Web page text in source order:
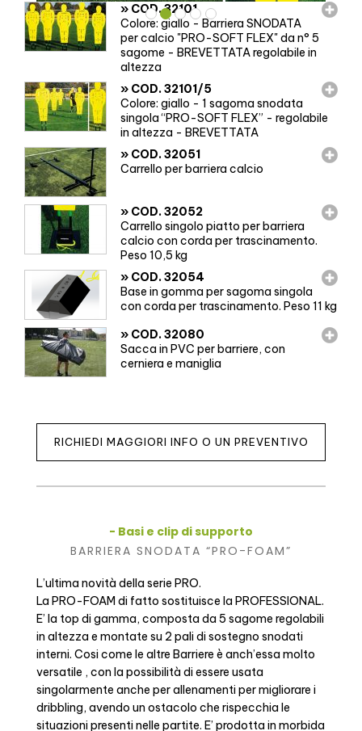
» COD. 32101
Colore: giallo - Barriera SNODATA
per calcio "PRO-SOFT FLEX" da n° 5
sagome - BREVETTATA regolabile in
altezza
» COD. 32101/5
Colore: giallo - 1 sagoma snodata
singola “PRO-SOFT FLEX” - regolabile
in altezza - BREVETTATA
» COD. 32051
Carrello per barriera calcio
» COD. 32052
Carrello singolo piatto per barriera
calcio con corda per trascinamento.
Peso 10,5 kg
» COD. 32054
Base in gomma per sagoma singola
con corda per trascinamento. Peso 11 kg
» COD. 32080
Sacca in PVC per barriere, con
cerniera e maniglia
RICHIEDI MAGGIORI INFO O UN PREVENTIVO
- Basi e clip di supporto
BARRIERA SNODATA “PRO-FOAM”
L’ultima novità della serie PRO.
La PRO-FOAM di fatto sostituisce la PROFESSIONAL.
E’ la top di gamma, composta da 5 sagome regolabili
in altezza e montate su 2 pali di sostegno snodati
interni. Cosi come le altre Barriere è anch’essa molto
versatile , con la possibilità di essere usata
singolarmente anche per allenamenti per migliorare i
dribbling, avendo un ostacolo che rispecchia le
situazioni presenti nelle partite. E’ prodotta in morbida